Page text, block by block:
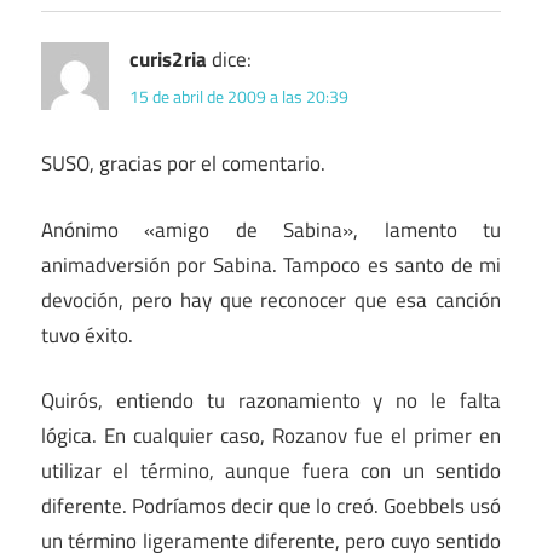
curis2riadice:
15 de abril de 2009 a las 20:39
SUSO, gracias por el comentario.
Anónimo «amigo de Sabina», lamento tu
animadversión por Sabina. Tampoco es santo de mi
devoción, pero hay que reconocer que esa canción
tuvo éxito.
Quirós, entiendo tu razonamiento y no le falta
lógica. En cualquier caso, Rozanov fue el primer en
utilizar el término, aunque fuera con un sentido
diferente. Podríamos decir que lo creó. Goebbels usó
un término ligeramente diferente, pero cuyo sentido